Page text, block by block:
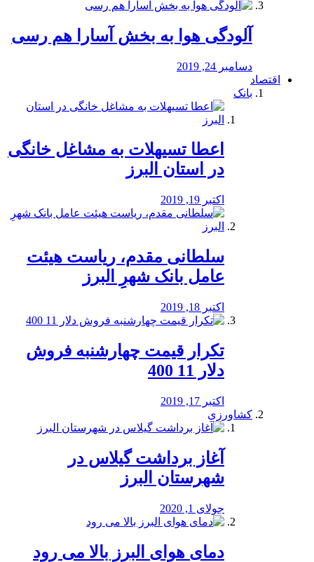
آلودگی هوا به بخش آسارا هم رسی
دسامبر 24, 2019
اقتصاد
بانک
️اعطا تسیهلات به مشاغل خانگی
در استان البرز
اکتبر 19, 2019
سلطانی مقدم، ریاست هیئت
عامل بانک شهرِ البرز
اکتبر 18, 2019
تکرار قیمت چهارشنبه فروش
دلار 11 400
اکتبر 17, 2019
کشاورزی
آغاز برداشت گیلاس در
شهرستان البرز
جولای 1, 2020
دمای هوای البرز بالا می رود